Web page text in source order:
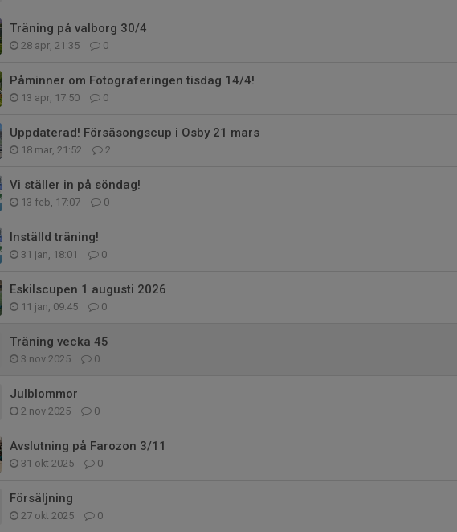
Träning på valborg 30/4
28 apr, 21:35 0
Påminner om Fotograferingen tisdag 14/4!
13 apr, 17:50 0
Uppdaterad! Försäsongscup i Osby 21 mars
18 mar, 21:52 2
Vi ställer in på söndag!
13 feb, 17:07 0
Inställd träning!
31 jan, 18:01 0
Eskilscupen 1 augusti 2026
11 jan, 09:45 0
Träning vecka 45
3 nov 2025 0
Julblommor
2 nov 2025 0
Avslutning på Farozon 3/11
31 okt 2025 0
Försäljning
27 okt 2025 0